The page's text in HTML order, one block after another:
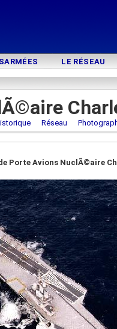
LE RÉSEAU
Réseau
Porte Avions NuclÃ©aire